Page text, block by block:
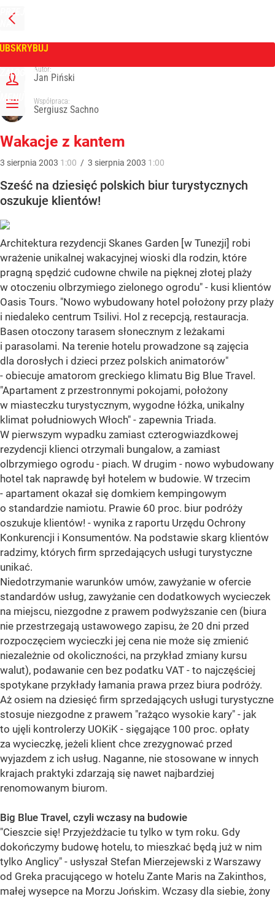
PRZEJDŹ
NA
GŁÓWNĄ
ZALOGUJ
MENU
Tygodnik Wprost
Autor:
Jan Piński
Współpraca:
Sergiusz Sachno
Wakacje z kantem
3 sierpnia 2003 1:00 / 3 sierpnia 2003 1:00
Sześć na dziesięć polskich biur turystycznych
oszukuje klientów!
Architektura rezydencji Skanes Garden [w Tunezji] robi
wrażenie unikalnej wakacyjnej wioski dla rodzin, które
pragną spędzić cudowne chwile na pięknej złotej plaży
w otoczeniu olbrzymiego zielonego ogrodu" - kusi klientów
Oasis Tours. "Nowo wybudowany hotel położony przy plaży
i niedaleko centrum Tsilivi. Hol z recepcją, restauracja.
Basen otoczony tarasem słonecznym z leżakami
i parasolami. Na terenie hotelu prowadzone są zajęcia
dla dorosłych i dzieci przez polskich animatorów"
- obiecuje amatorom greckiego klimatu Big Blue Travel.
"Apartament z przestronnymi pokojami, położony
w miasteczku turystycznym, wygodne łóżka, unikalny
klimat południowych Włoch" - zapewnia Triada.
W pierwszym wypadku zamiast czterogwiazdkowej
rezydencji klienci otrzymali bungalow, a zamiast
olbrzymiego ogrodu - piach. W drugim - nowo wybudowany
hotel tak naprawdę był hotelem w budowie. W trzecim
- apartament okazał się domkiem kempingowym
o standardzie namiotu. Prawie 60 proc. biur podróży
oszukuje klientów! - wynika z raportu Urzędu Ochrony
Konkurencji i Konsumentów. Na podstawie skarg klientów
radzimy, których firm sprzedających usługi turystyczne
unikać.
Niedotrzymanie warunków umów, zawyżanie w ofercie
standardów usług, zawyżanie cen dodatkowych wycieczek
na miejscu, niezgodne z prawem podwyższanie cen (biura
nie przestrzegają ustawowego zapisu, że 20 dni przed
rozpoczęciem wycieczki jej cena nie może się zmienić
niezależnie od okoliczności, na przykład zmiany kursu
walut), podawanie cen bez podatku VAT - to najczęściej
spotykane przykłady łamania prawa przez biura podróży.
Aż osiem na dziesięć firm sprzedających usługi turystyczne
stosuje niezgodne z prawem "rażąco wysokie kary" - jak
to ujęli kontrolerzy UOKiK - sięgające 100 proc. opłaty
za wycieczkę, jeżeli klient chce zrezygnować przed
wyjazdem z ich usług. Naganne, nie stosowane w innych
krajach praktyki zdarzają się nawet najbardziej
renomowanym biurom.
Big Blue Travel, czyli wczasy na budowie
"Cieszcie się! Przyjeżdżacie tu tylko w tym roku. Gdy
dokończymy budowę hotelu, to mieszkać będą już w nim
tylko Anglicy" - usłyszał Stefan Mierzejewski z Warszawy
od Greka pracującego w hotelu Zante Maris na Zakinthos,
małej wysepce na Morzu Jońskim. Wczasy dla siebie, żony